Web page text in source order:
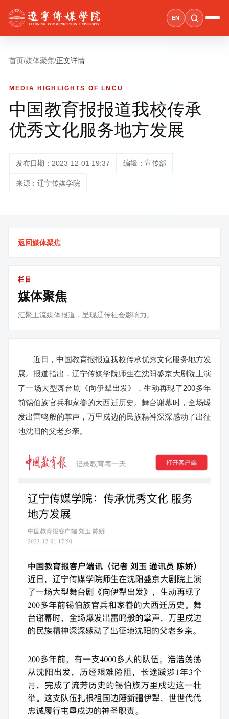
EN
首页/媒体聚焦/正文详情
MEDIA HIGHLIGHTS OF LNCU
中国教育报报道我校传承
优秀文化服务地方发展
发布日期：2023-12-01 19:37 编辑：宣传部
来源：辽宁传媒学院
返回媒体聚焦
栏目
媒体聚焦
汇聚主流媒体报道，呈现辽传社会影响力。
近日，中国教育报报道我校传承优秀文化服务地方发
展。报道指出，辽宁传媒学院师生在沈阳盛京大剧院上演
了一场大型舞台剧《向伊犁出发》，生动再现了200多年
前锡伯族官兵和家眷的大西迁历史。舞台谢幕时，全场爆
发出雷鸣般的掌声，万里戍边的民族精神深深感动了出征
地沈阳的父老乡亲。